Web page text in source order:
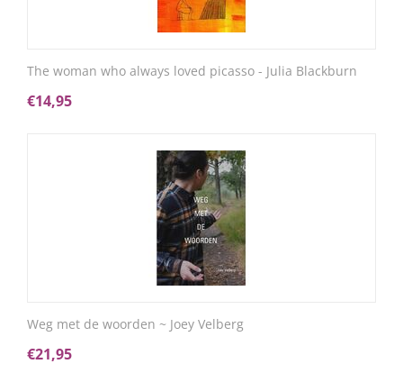
The woman who always loved picasso - Julia Blackburn
€14,95
Weg met de woorden ~ Joey Velberg
€21,95